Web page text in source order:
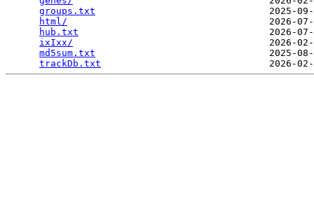
groups.txt
2025-
html/
2026-
hub.txt
2026-
ixIxx/
2026-
md5sum.txt
2025-
trackDb.txt